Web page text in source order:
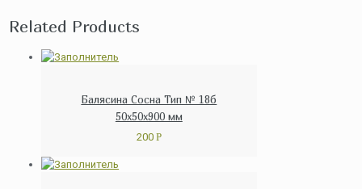
Related Products
Балясина Сосна Тип № 18б
50х50х900 мм
200 Р